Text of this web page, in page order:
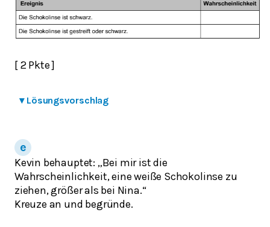
[ 2 Pkte ]
▾ Lösungsvorschlag
Kevin behauptet: „Bei mir ist die
Wahrscheinlichkeit, eine weiße Schokolinse zu
ziehen, größer als bei Nina.“
Kreuze an und begründe.